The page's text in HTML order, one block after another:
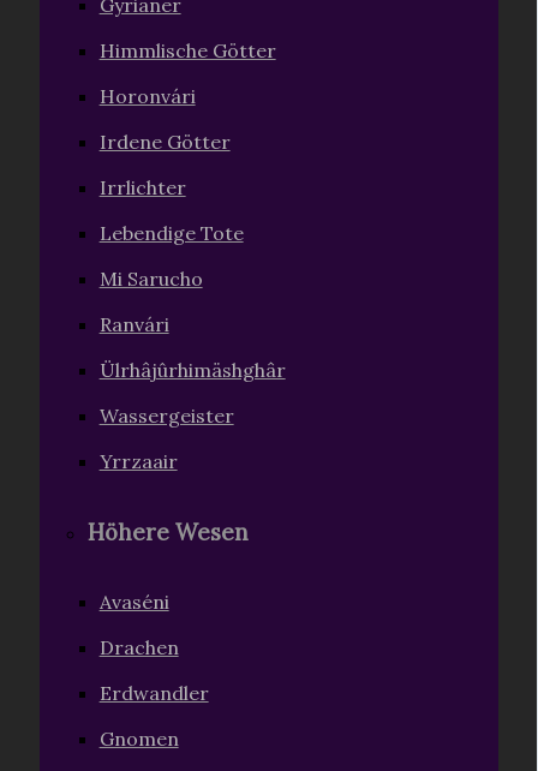
Himmlische Götter
Horonvári
Irdene Götter
Irrlichter
Lebendige Tote
Mi Sarucho
Ranvári
Ülrhâjûrhimäshghâr
Wassergeister
Yrrzaair
Höhere Wesen
Avaséni
Drachen
Erdwandler
Gnomen